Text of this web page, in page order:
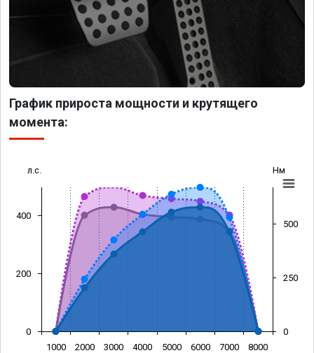
График прироста мощности и крутящего
момента:
л.с. Нм
1000 2000 3000 4000 5000 6000 7000 8000
0
200
400
0
250
500